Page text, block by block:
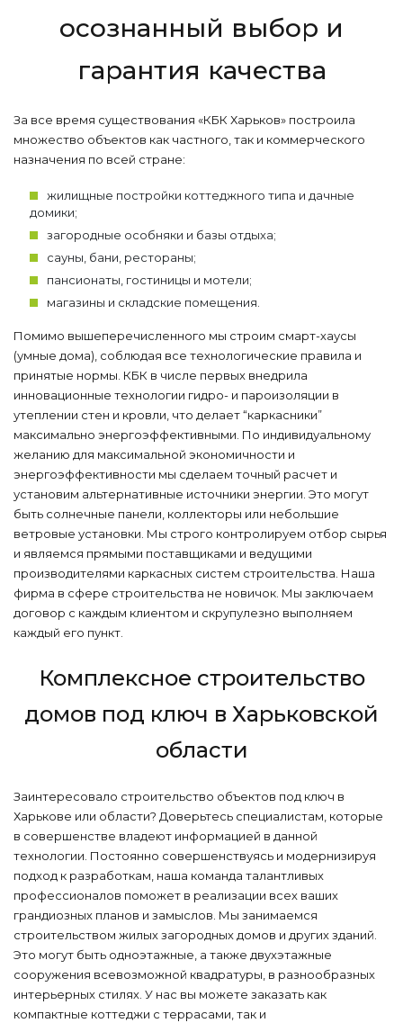
осознанный выбор и
гарантия качества
За все время существования «КБК Харьков» построила
множество объектов как частного, так и коммерческого
назначения по всей стране:
жилищные постройки коттеджного типа и дачные
домики;
загородные особняки и базы отдыха;
сауны, бани, рестораны;
пансионаты, гостиницы и мотели;
магазины и складские помещения.
Помимо вышеперечисленного мы строим смарт-хаусы
(умные дома), соблюдая все технологические правила и
принятые нормы. КБК в числе первых внедрила
инновационные технологии гидро- и пароизоляции в
утеплении стен и кровли, что делает “каркасники”
максимально энергоэффективными. По индивидуальному
желанию для максимальной экономичности и
энергоэффективности мы сделаем точный расчет и
установим альтернативные источники энергии. Это могут
быть солнечные панели, коллекторы или небольшие
ветровые установки. Мы строго контролируем отбор сырья
и являемся прямыми поставщиками и ведущими
производителями каркасных систем строительства. Наша
фирма в сфере строительства не новичок. Мы заключаем
договор с каждым клиентом и скрупулезно выполняем
каждый его пункт.
Комплексное строительство
домов под ключ в Харьковской
области
Заинтересовало строительство объектов под ключ в
Харькове или области? Доверьтесь специалистам, которые
в совершенстве владеют информацией в данной
технологии. Постоянно совершенствуясь и модернизируя
подход к разработкам, наша команда талантливых
профессионалов поможет в реализации всех ваших
грандиозных планов и замыслов. Мы занимаемся
строительством жилых загородных домов и других зданий.
Это могут быть одноэтажные, а также двухэтажные
сооружения всевозможной квадратуры, в разнообразных
интерьерных стилях. У нас вы можете заказать как
компактные коттеджи с террасами, так и